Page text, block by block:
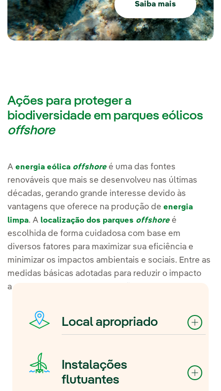
Saiba mais
Ações para proteger a
biodiversidade em parques eólicos
offshore
A energia eólica offshore é uma das fontes
renováveis que mais se desenvolveu nas últimas
décadas, gerando grande interesse devido às
vantagens que oferece na produção de energia
limpa. A localização dos parques offshore é
escolhida de forma cuidadosa com base em
diversos fatores para maximizar sua eficiência e
minimizar os impactos ambientais e sociais. Entre as
medidas básicas adotadas para reduzir o impacto
ambiental desses projetos estão:
Local apropriado
consideradas, como a
identificação de áreas de
interesse e proteção especial, a
Instalações
flutuantes